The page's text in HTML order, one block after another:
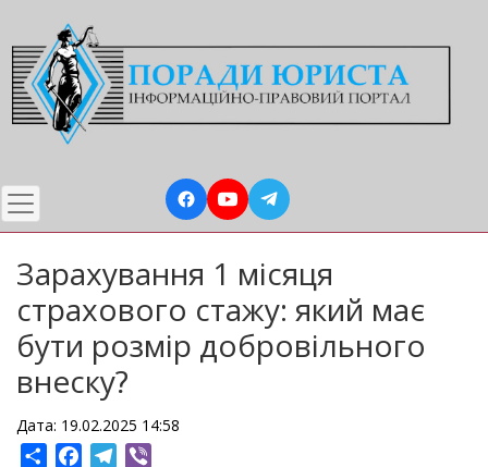
до
основного
вмісту
Зарахування 1 місяця
страхового стажу: який має
бути розмір добровільного
внеску?
Дата: 19.02.2025 14:58
ShareFacebookTelegram